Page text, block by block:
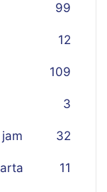
99
12
109
3
32
11